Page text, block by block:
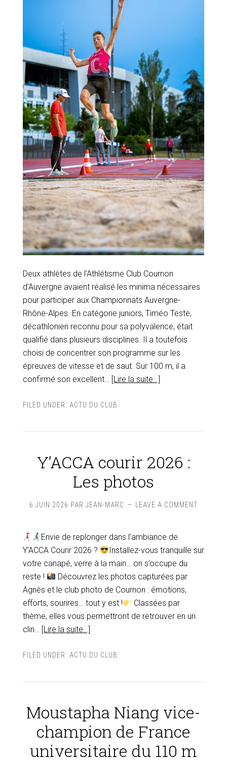
Deux athlètes de l’Athlétisme Club Cournon
d’Auvergne avaient réalisé les minima nécessaires
pour participer aux Championnats Auvergne-
Rhône-Alpes. En catégorie juniors, Timéo Teste,
décathlonien reconnu pour sa polyvalence, était
qualifié dans plusieurs disciplines. Il a toutefois
choisi de concentrer son programme sur les
épreuves de vitesse et de saut. Sur 100 m, il a
confirmé son excellent… [Lire la suite…]
FILED UNDER: ACTU DU CLUB
Y’ACCA courir 2026 :
Les photos
6 JUIN 2026 PAR JEAN-MARC LEAVE A COMMENT
Envie de replonger dans l’ambiance de
Y’ACCA Courir 2026 ?
Installez-vous tranquille sur
votre canapé, verre à la main… on s’occupe du
reste !
Découvrez les photos capturées par
Agnès et le club photo de Cournon : émotions,
efforts, sourires… tout y est !
Classées par
thème, elles vous permettront de retrouver en un
clin… [Lire la suite…]
FILED UNDER: ACTU DU CLUB
Moustapha Niang vice-
champion de France
universitaire du 110 m